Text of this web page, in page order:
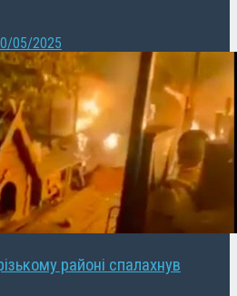
05/2025
районі спалахнув